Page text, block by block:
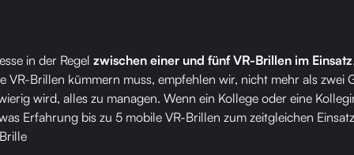
in der Regelzwischen einer und fünf VR-Brillen im Einsatz
VR-Brillen kümmern muss, empfehlen wir, nicht mehr als zwei
wird, alles zu managen. Wenn ein Kollege oder eine
Erfahrung bis zu 5 mobile VR-Brillen zum zeitgleichen